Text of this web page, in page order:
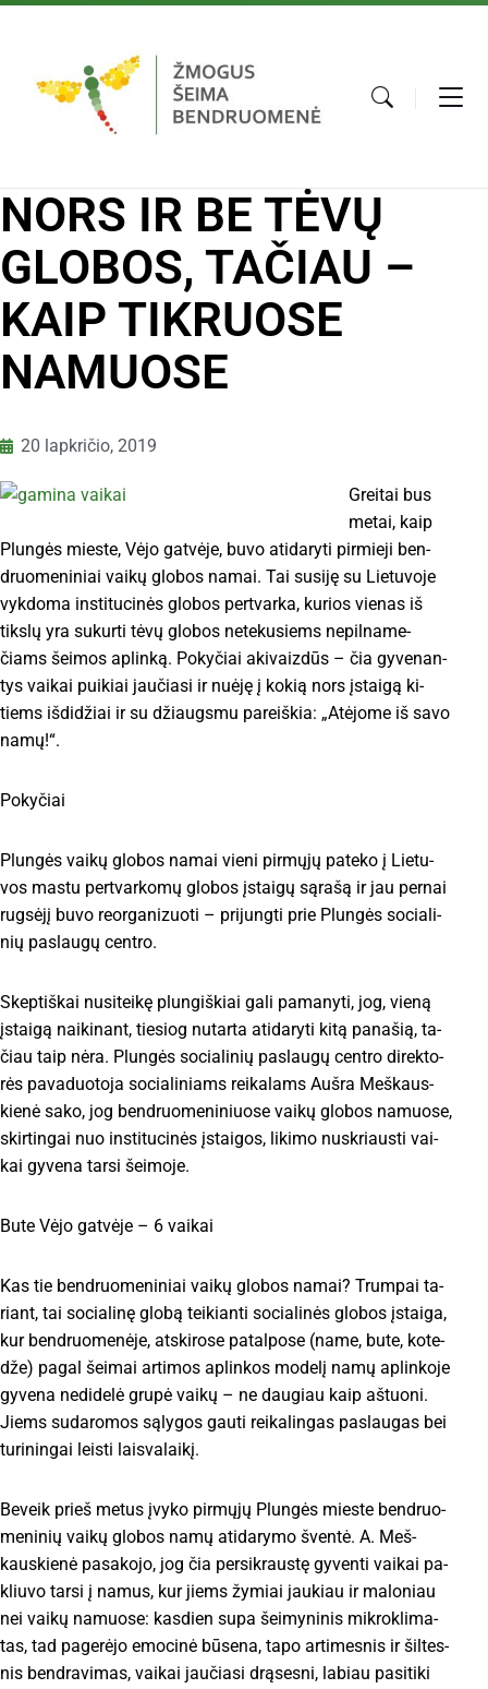
NORS IR BE TĖVŲ
GLOBOS, TAČIAU –
KAIP TIKRUOSE
NAMUOSE
20 lapkričio, 2019
Grei­tai bus
me­tai, kaip
Plun­gės mies­te, Vė­jo gat­vė­je, bu­vo ati­da­ry­ti pir­mie­ji ben­
druo­me­ni­niai vai­kų glo­bos na­mai. Tai su­si­ję su Lie­tu­vo­je
vyk­do­ma ins­ti­tu­ci­nės glo­bos per­tvar­ka, ku­rios vie­nas iš
tiks­lų yra su­kur­ti tė­vų glo­bos ne­te­ku­siems ne­pil­na­me­
čiams šei­mos ap­lin­ką. Po­ky­čiai aki­vaiz­dūs – čia gy­ve­nan­
tys vai­kai pui­kiai jau­čia­si ir nu­ė­ję į ko­kią nors įstai­gą ki­
tiems iš­di­džiai ir su džiaugs­mu pa­reiš­kia: „At­ėjo­me iš sa­vo
na­mų!“.
Po­ky­čiai
Plun­gės vai­kų glo­bos na­mai vie­ni pir­mų­jų pa­te­ko į Lie­tu­
vos mas­tu per­tvar­ko­mų glo­bos įstai­gų są­ra­šą ir jau per­nai
rug­sė­jį bu­vo re­or­ga­ni­zuo­ti – pri­jung­ti prie Plun­gės so­cia­li­
nių pa­slau­gų cen­tro.
Skep­tiš­kai nu­si­tei­kę plun­giš­kiai ga­li pa­ma­ny­ti, jog, vie­ną
įstai­gą nai­ki­nant, tie­siog nu­tar­ta ati­da­ry­ti ki­tą pa­na­šią, ta­
čiau taip nė­ra. Plun­gės so­cia­li­nių pa­slau­gų cen­tro di­rek­to­
rės pa­va­duo­to­ja so­cia­li­niams rei­ka­lams Auš­ra Meš­kaus­
kie­nė sa­ko, jog ben­druo­me­ni­niuo­se vai­kų glo­bos na­muo­se,
skir­tin­gai nuo ins­ti­tu­ci­nės įstai­gos, li­ki­mo nu­skriaus­ti vai­
kai gy­ve­na tar­si šei­mo­je.
Bu­te Vė­jo gat­vė­je – 6 vai­kai
Kas tie ben­druo­me­ni­niai vai­kų glo­bos na­mai? Trum­pai ta­
riant, tai so­cia­li­nę glo­bą tei­kian­ti so­cia­li­nės glo­bos įstai­ga,
kur ben­druo­me­nė­je, at­ski­ro­se pa­tal­po­se (na­me, bu­te, ko­te­
dže) pa­gal šei­mai ar­ti­mos ap­lin­kos mo­de­lį na­mų ap­lin­ko­je
gy­ve­na ne­di­de­lė gru­pė vai­kų – ne dau­giau kaip aš­tuo­ni.
Jiems su­da­ro­mos są­ly­gos gau­ti rei­ka­lin­gas pa­slau­gas bei
tu­ri­nin­gai leis­ti lais­va­lai­kį.
Be­veik prieš me­tus įvy­ko pir­mų­jų Plun­gės mies­te ben­druo­
me­ni­nių vai­kų glo­bos na­mų ati­da­ry­mo šven­tė. A. Meš­
kaus­kie­nė pa­sa­ko­jo, jog čia per­si­kraus­tę gy­ven­ti vai­kai pa­
kliu­vo tar­si į na­mus, kur jiems žy­miai jau­kiau ir ma­lo­niau
nei vai­kų na­muo­se: kas­dien su­pa šei­my­ni­nis mik­ro­kli­ma­
tas, tad pa­ge­rė­jo emo­ci­nė bū­se­na, ta­po ar­ti­mes­nis ir šil­tes­
nis ben­dra­vi­mas, vai­kai jau­čia­si drą­ses­ni, la­biau pa­si­ti­ki